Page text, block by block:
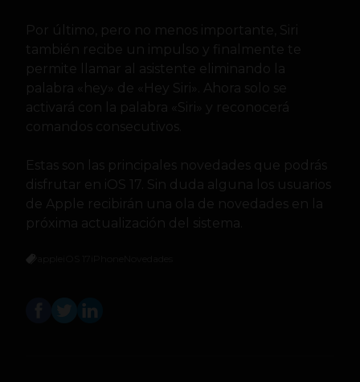
Por último, pero no menos importante, Siri
también recibe un impulso y finalmente te
permite llamar al asistente eliminando la
palabra «hey» de «Hey Siri». Ahora solo se
activará con la palabra «Siri» y reconocerá
comandos consecutivos.
Estas son las principales novedades que podrás
disfrutar en iOS 17. Sin duda alguna los usuarios
de Apple recibirán una ola de novedades en la
próxima actualización del sistema.